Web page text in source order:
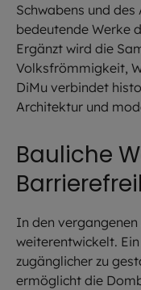
Schwabens und
bedeutende Werke
Ergänzt wird die
Volksfrömmigkeit,
DiMu verbindet
Architektur und
Bauliche
In den
weiterentwickelt.
zugänglicher zu
ermöglicht die